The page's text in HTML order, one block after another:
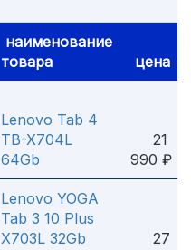
наименование
товара
цена
Lenovo Tab 4
TB-X704L
64Gb
21
990 ₽
Lenovo YOGA
Tab 3 10 Plus
X703L 32Gb
27